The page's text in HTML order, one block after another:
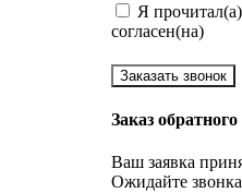
Я
согласен(на)
Заказать звонок
Заказ обратного
Ваш заявка
Ожидайте